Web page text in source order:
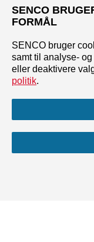
SENCO
FORMÅL
SENCO bruger
samt til analyse-
eller deaktivere
politik.